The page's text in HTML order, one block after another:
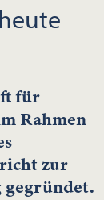
für
Rahmen
zur